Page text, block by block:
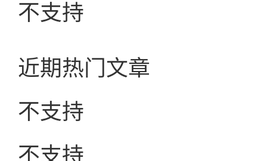
不支持
近期热门文章
不支持
不支持